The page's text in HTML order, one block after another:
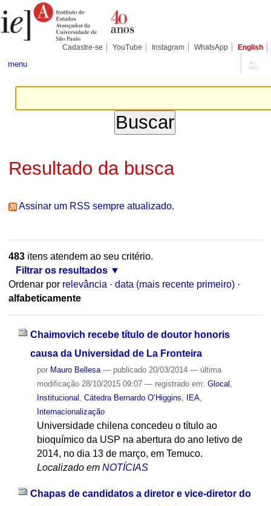
para
conteúdo.
Pessoais
Cadastre-se YouTube Instagram WhatsApp English
menu
Resultado da busca
Assinar um RSS sempre atualizado.
483itens atendem ao seu critério.
Filtrar os resultados
Ordenar por relevância · data (mais recente primeiro) ·
alfabeticamente
Chaimovich recebe título de doutor honoris
causa da Universidad de La Fronteira
por Mauro Bellesa — publicado20/03/2014 — última
modificação28/10/2015 09:07 — registrado em: Glocal
Institucional
Cátedra Bernardo O’Higgins IEA,
Internacionalização
Universidade chilena concedeu o título ao
bioquímico da USP na abertura do ano letivo de
2014, no dia 13 de março, em Temuco.
Localizado em NOTÍCIAS
Chapas de candidatos a diretor e vice-diretor do